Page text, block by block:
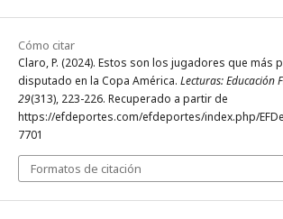
Cómo citar
Claro, P. (2024). Estos son los jugadores que más
disputado en la Copa América. Lecturas: Educación
29(313), 223-226. Recuperado a partir de
https://efdeportes.com/efdeportes/index.php/
7701
Formatos de citación